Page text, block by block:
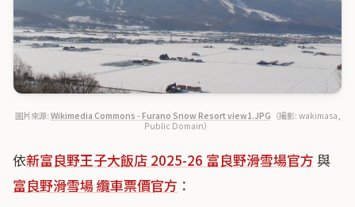
圖片來源: Wikimedia Commons - Furano Snow Resort view1.JPG （撮影: wakimasa,
Public Domain）
依新富良野王子大飯店 2025-26 富良野滑雪場官方 與
富良野滑雪場 纜車票價官方 ：